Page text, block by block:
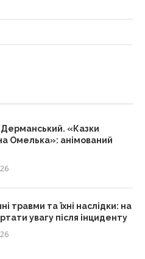
«Казки
Омелька»: анімований
травми та їхні наслідки: на
увагу після інциденту